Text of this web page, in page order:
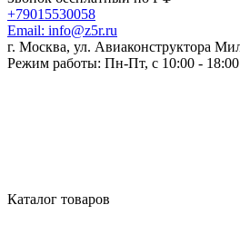
+79015530058
Email: info@z5r.ru
г. Москва, ул. Авиаконструктора
Режим работы: Пн-Пт, с 10:00 - 18:00
Каталог товаров